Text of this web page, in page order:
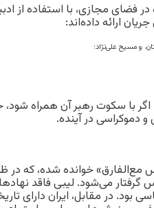
فضای مجازی، با استفاده از
ارائه داده‌اند:
و مسیح علی‌نژاد؛
با سکوت رهبر آن همراه شود،
دموکراسی در آینده.
مع‌الفارق» خوانده شده، که در
می‌شود. لیبی فاقد
در مقابل، ایران دارای